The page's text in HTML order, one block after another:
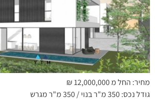
מחיר: החל מ 12,000,000 ₪
גודל נכס: 350 מ"ר בנוי / 350 מ"ר מגרש